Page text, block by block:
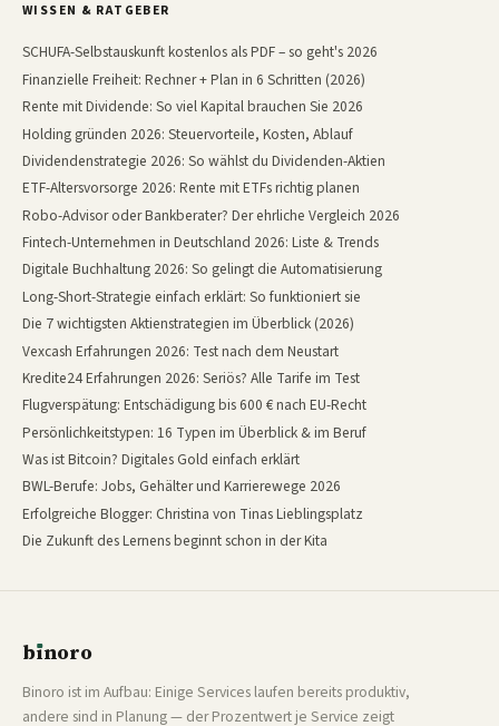
WISSEN & RATGEBER
SCHUFA-Selbstauskunft kostenlos als PDF – so geht's 2026
Finanzielle Freiheit: Rechner + Plan in 6 Schritten (2026)
Rente mit Dividende: So viel Kapital brauchen Sie 2026
Holding gründen 2026: Steuervorteile, Kosten, Ablauf
Dividendenstrategie 2026: So wählst du Dividenden-Aktien
ETF-Altersvorsorge 2026: Rente mit ETFs richtig planen
Robo-Advisor oder Bankberater? Der ehrliche Vergleich 2026
Fintech-Unternehmen in Deutschland 2026: Liste & Trends
Digitale Buchhaltung 2026: So gelingt die Automatisierung
Long-Short-Strategie einfach erklärt: So funktioniert sie
Die 7 wichtigsten Aktienstrategien im Überblick (2026)
Vexcash Erfahrungen 2026: Test nach dem Neustart
Kredite24 Erfahrungen 2026: Seriös? Alle Tarife im Test
Flugverspätung: Entschädigung bis 600 € nach EU-Recht
Persönlichkeitstypen: 16 Typen im Überblick & im Beruf
Was ist Bitcoin? Digitales Gold einfach erklärt
BWL-Berufe: Jobs, Gehälter und Karrierewege 2026
Erfolgreiche Blogger: Christina von Tinas Lieblingsplatz
Die Zukunft des Lernens beginnt schon in der Kita
bınoro
Binoro ist im Aufbau: Einige Services laufen bereits produktiv,
andere sind in Planung — der Prozentwert je Service zeigt